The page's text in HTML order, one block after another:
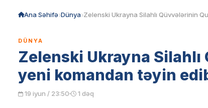
Ana Səhifə Dünya
DÜNYA
Zelenski Ukrayna
yeni komandan təyin
19 iyun / 23:50 1 dəq